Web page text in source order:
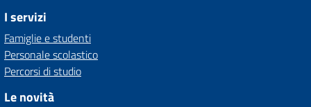
I servizi
Famiglie e studenti
Personale scolastico
Percorsi di studio
Le novità